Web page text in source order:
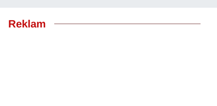
Reklam